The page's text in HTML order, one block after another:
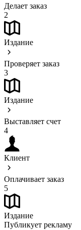
Делает заказ
2
Издание
Проверяет заказ
3
Издание
Выставляет счет
4
Клиент
Оплачивает заказ
5
Издание
Публикует рекламу